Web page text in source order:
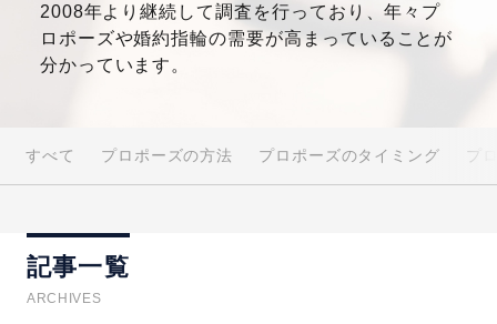
2008年より継続して調査を行っており、年々プ
ロポーズや婚約指輪の需要が高まっていることが
分かっています。
すべて プロポーズの方法 プロポーズのタイミング プ
記事一覧
ARCHIVES
プロポーズサポートの流れ
スペシャルプロポーズイベント
プロポーズ知恵袋